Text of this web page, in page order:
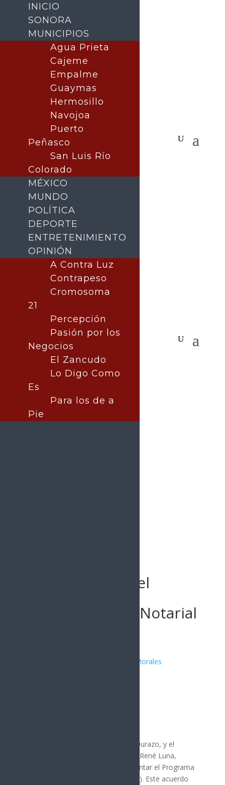
Sonora Impulsa el
Fortalecimiento Notarial
Juan Antonio Pérez Morales
El gobernador de Sonora, Alfonso Durazo, y el
presidente del Colegio de Notarios, René Luna,
firmaron un convenio para implementar el Programa
de Fortalecimiento Notarial (FONAL). Este acuerdo
INICIO
SONORA
MUNICIPIOS
Agua Prieta
Cajeme
Empalme
Guaymas
Hermosillo
Navojoa
Puerto
Peñasco
San Luis Río
Colorado
MÉXICO
MUNDO
POLÍTICA
DEPORTE
ENTRETENIMIENTO
OPINIÓN
A Contra Luz
Contrapeso
Cromosoma
21
Percepción
Pasión por los
Negocios
El Zancudo
Lo Digo Como
Es
Para los de a
Pie